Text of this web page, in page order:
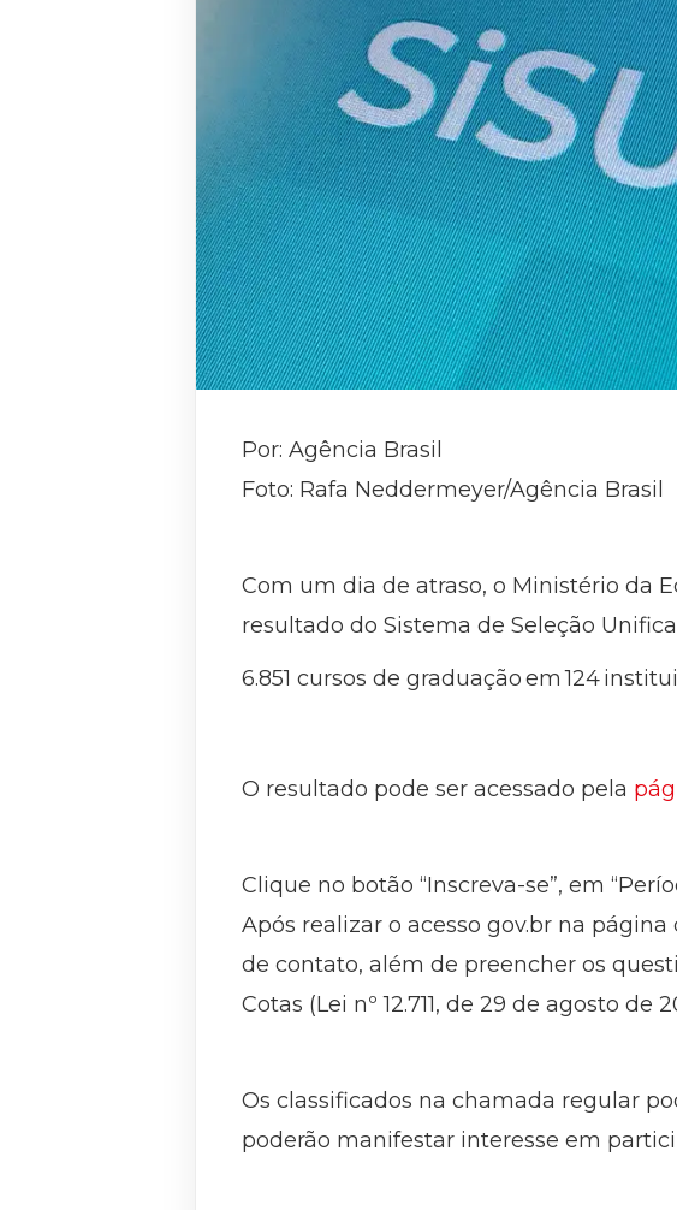
Por: Agência Brasil
Foto: Rafa Neddermeyer/Agência Brasil
Com um dia de atraso, o Ministério da
resultado do Sistema de Seleção
6.851 cursos de graduação em 124
O resultado pode ser acessado pela
Clique no botão “Inscreva-se”, em
Após realizar o acesso gov.br na
de contato, além de preencher os
Cotas (Lei nº 12.711, de 29 de agosto de
Os classificados na chamada regular
poderão manifestar interesse em